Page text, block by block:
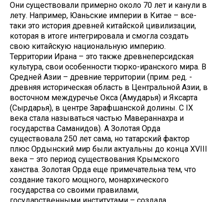
Они существовали примерно около 70 лет и канули в
лету. Например, Юаньские империи в Китае – все-
таки это история древней китайской цивилизации,
которая в итоге интегрировала и смогла создать
свою китайскую национальную империю.
Территории Ирана – это также древнеперсидская
культура, свои особенности тюрко-иранского мира. В
Средней Азии – древние территории (прим. ред. -
древняя историческая область в Центральной Азии, в
восточном междуречье Окса (Амударья) и Яксарта
(Сырдарья), в центре Зарафшанской долины. С IX
века стала называться частью Мавераннахра и
государства Саманидов). А Золотая Орда
существовала 250 лет сама, но татарский фактор
плюс Ордынский мир были актуальны до конца XVIII
века – это период существования Крымского
ханства. Золотая Орда еще примечательна тем, что
создание такого мощного, монархического
государства со своими правилами,